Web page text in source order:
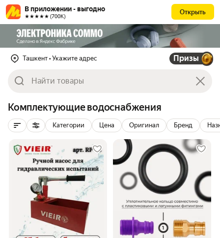
В приложении - выгодно
★★★★★ (700К)
Открыть
Ташкент • Укажите адрес Призы
Комплектующие водоснабжения
Категории Цена Оригинал Бренд